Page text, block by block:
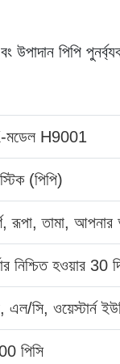
পিপি
মডেল H9001
(পিপি)
রূপা, তামা, আপনার
নিশ্চিত হওয়ার 30
এল/সি, ওয়েস্টার্ন
পিসি